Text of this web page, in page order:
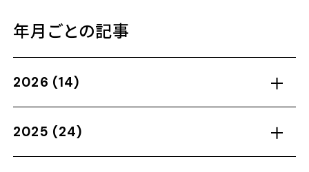
年月ごとの記事
2026 (14)
2025 (24)